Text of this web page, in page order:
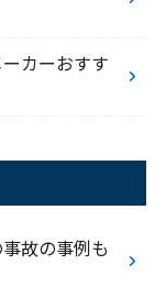
カーおすす
故の事例も